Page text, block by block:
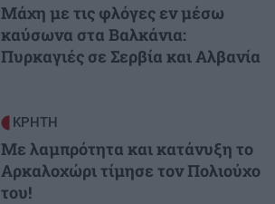
Μάχη με τις φλόγες εν μέσω
καύσωνα στα Βαλκάνια:
Πυρκαγιές σε Σερβία και Αλβανία
ΚΡΗΤΗ
Με λαμπρότητα και κατάνυξη το
Αρκαλοχώρι τίμησε τον Πολιούχο
του!